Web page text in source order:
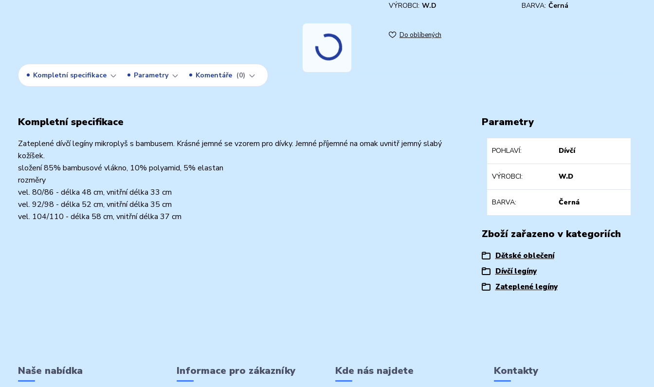
VÝROBCI: W.D BARVA: Černá
Do oblíbených
Kompletní specifikace Parametry Komentáře 0
Kompletní specifikace
Zateplené dívčí legíny mikroplyš s bambusem. Krásné jemné se vzorem pro dívky. Jemné příjemné na omak uvnitř jemný slabý
kožíšek.
složení 85% bambusové vlákno, 10% polyamid, 5% elastan
rozměry
vel. 80/86 - délka 48 cm, vnitřní délka 33 cm
vel. 92/98 - délka 52 cm, vnitřní délka 35 cm
vel. 104/110 - délka 58 cm, vnitřní délka 37 cm
Parametry
POHLAVÍ Dívčí
VÝROBCI W.D
BARVA Černá
Zboží zařazeno v kategoriích
Dětské oblečení
Dívčí legíny
Zateplené legíny
Naše nabídka Informace pro zákazníky Kde nás najdete Kontakty